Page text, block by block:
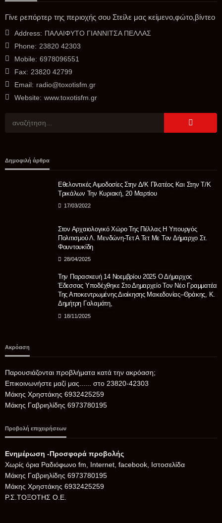
Δ. ΣΚΎΔΡΑΣ
Δήλωση της Δημάρχου Σκύδρας Κατερίνας Ιγνατιάδου με
ΝΙΚΗ για μεταναστευτικό: Απαιτείται αποτροπή, όχι
Γίνε ρεπόρτερ της περιοχής σου Στείλε μας κείμενο,φώτο,βίντεο
Address: ΠΑΛΑΙΦΥΤΟ ΓΙΑΝΝΙΤΣΑ ΠΕΛΛΑΣ
Phone: 23820 42303
Mobile: 6978096551
Fax: 23820 42799
Email: radio@toxotisfm.gr
Website: www.toxotisfm.gr
Δημοφιλή άρθρα
Εθελοντικές Αιμοδοσίες Στην Δ/Κ Πλατέος Και Στην Τ/Κ
Τρικάλων Την Κυριακή, 20 Μαρτίου
17/03/2022
Στον Αρχαιολογικό Χώρο Της Πέλλας Η Υπουργός
Πολιτισμού Λ. Μενδώνη-Τετ Α Τετ Με Τον Δήμαρχο Στ.
Φουντουκίδη
28/04/2025
Την Παρασκευή 14 Νοεμβρίου 2025 Ο Δήμαρχος
Έδεσσας Υποδέχθηκε Στο Δημαρχείο Τον Νέο Γραμματέα
Της Αποκεντρωμένης Διοίκησης Μακεδονίας–Θράκης, Κ.
Δημήτρη Γαλαμάτη,
18/11/2025
Ακρόαση
Παρουσιάζονται προβλήματα κατά την ακρόαση;
Επικοινωνήστε μαζί μας...... στο 23820-42303
Μάκης Χρηστάκης 6932425259
Μάκης Γαβριηλίδης 6973780195
Προβολή επιχειρήσεων
Ενημέρωση -Προσφορά προβολής
Xωρίς όρια Ραδιόφωνο fm, Internet, facebook, Ιστοσελίδα
Μάκης Γαβριηλίδης 6973780195
Μάκης Χρηστάκης 6932425259
Ρ.Σ.ΤΟΞΟΤΗΣ Ο.Ε.